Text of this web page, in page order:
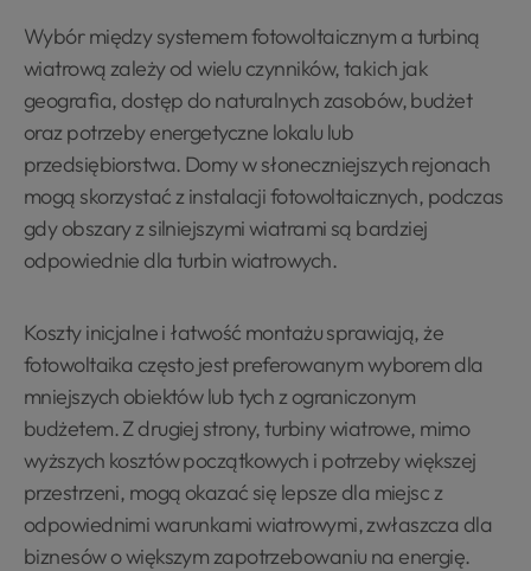
Wybór między systemem fotowoltaicznym a turbiną
wiatrową zależy od wielu czynników, takich jak
geografia, dostęp do naturalnych zasobów, budżet
oraz potrzeby energetyczne lokalu lub
przedsiębiorstwa. Domy w słoneczniejszych rejonach
mogą skorzystać z instalacji fotowoltaicznych, podczas
gdy obszary z silniejszymi wiatrami są bardziej
odpowiednie dla turbin wiatrowych.
Koszty inicjalne i łatwość montażu sprawiają, że
fotowoltaika często jest preferowanym wyborem dla
mniejszych obiektów lub tych z ograniczonym
budżetem. Z drugiej strony, turbiny wiatrowe, mimo
wyższych kosztów początkowych i potrzeby większej
przestrzeni, mogą okazać się lepsze dla miejsc z
odpowiednimi warunkami wiatrowymi, zwłaszcza dla
biznesów o większym zapotrzebowaniu na energię.